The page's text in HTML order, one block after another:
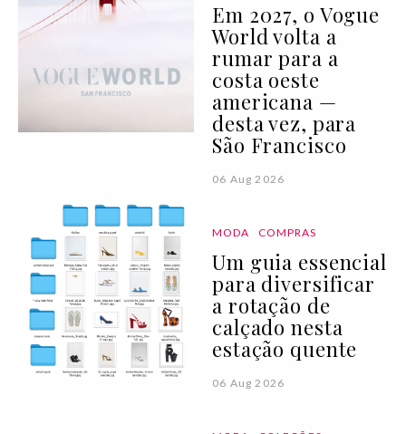
Em 2027, o Vogue
World volta a
rumar para a
costa oeste
americana —
desta vez, para
São Francisco
06 Aug 2026
MODA COMPRAS
Um guia essencial
para diversificar
a rotação de
calçado nesta
estação quente
06 Aug 2026